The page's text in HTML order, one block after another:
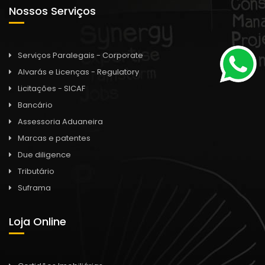
Nossos Serviços
Serviços Paralegais - Corporate
Alvarás e Licenças - Regulatory
Licitações - SICAF
Bancário
Assessoria Aduaneira
Marcas e patentes
Due diligence
Tributário
Suframa
Loja Online